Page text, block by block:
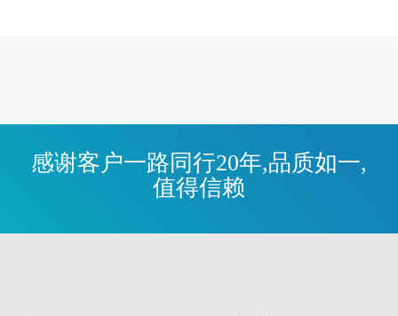
感谢客户一路同行20年,品质如一,
值得信赖